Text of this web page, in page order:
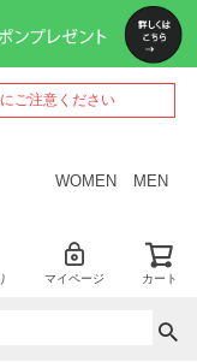
ご注意ください
WOMEN MEN
マイページ カート
ペー
ジト
ップ
へ